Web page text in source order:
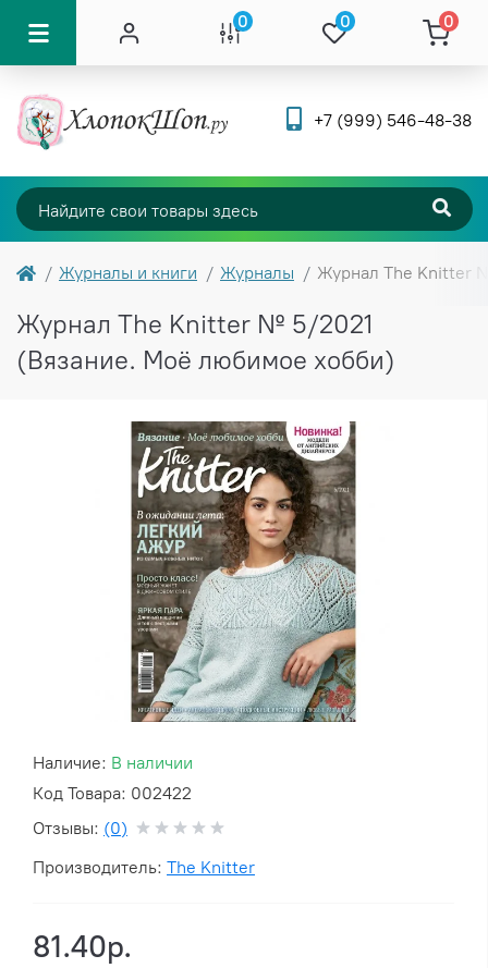
0 0 0
+7 (999) 546-48-38
Журналы и книги Журналы Журнал The Knitter
Журнал The Knitter № 5/2021
(Вязание. Моё любимое хобби)
Наличие: В наличии
Код Товара: 002422
Отзывы: (0)
Производитель: The Knitter
81.40р.